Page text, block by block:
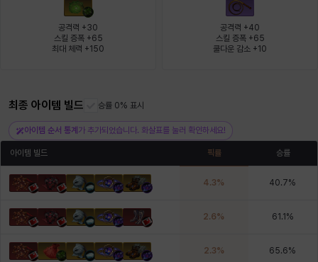
펠릭스 피올로
헤이즈 헨리 현우
공격력 +30
스킬 증폭 +65
최대 체력 +150
공격력 +40
스킬 증폭 +65
쿨다운 감소 +10
최종 아이템 빌드 승률 0% 표시
아이템 순서 통계 가 추가되었습니다. 화살표를 눌러 확인하세요!
아이템 빌드 픽률 승률
4.3% 40.7%
2.6% 61.1 %
2.3% 65.6%